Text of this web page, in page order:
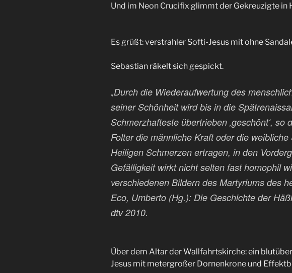
Und im Neon Crucifix glimmt der Gekreuzigte in
Es grüßt: verstrahler Softi-Jesus mit ohne
Sebastian räkelt sich gespickt.
„Durch die Wiederaufwertung des
seiner Schönheit wird bis in die
Schmerzhafteste übertrieben ‚geschönt‘, so
Folter die männliche Kraft oder die
Heiligen Schmerzen ertragen, in den
Gefälligkeit wirkt nicht selten fast homophil
verschiedenen Bildern des Martyriums des
Eco, Umberto (Hg.): Die Geschichte der
dtv 2010.
Über dem Altar der Wallfahrtskirche: ein
Jesus mit metergroßer Dornenkrone und